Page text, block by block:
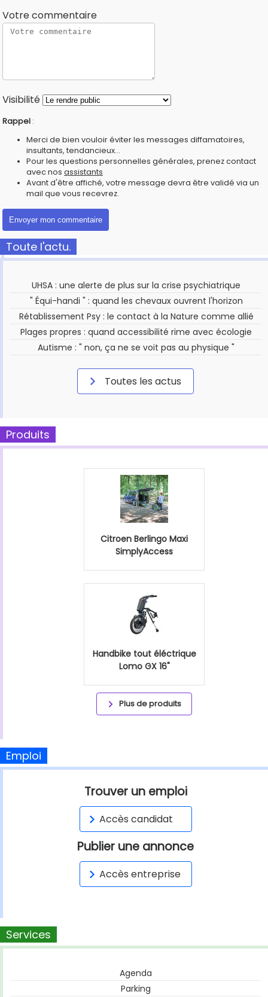
Votre commentaire
Visibilité
Rappel :
Merci de bien vouloir éviter les messages diffamatoires,
insultants, tendancieux...
Pour les questions personnelles générales, prenez contact
avec nos assistants
Avant d'être affiché, votre message devra être validé via un
mail que vous recevrez.
Toute l'actu.
UHSA : une alerte de plus sur la crise psychiatrique
" Équi-handi " : quand les chevaux ouvrent l'horizon
Rétablissement Psy : le contact à la Nature comme allié
Plages propres : quand accessibilité rime avec écologie
Autisme : " non, ça ne se voit pas au physique "
Toutes les actus
Produits
Citroen Berlingo Maxi
SimplyAccess
Handbike tout éléctrique
Lomo GX 16"
Plus de produits
Emploi
Trouver un emploi
Accès candidat
Publier une annonce
Accès entreprise
Services
Agenda
Parking